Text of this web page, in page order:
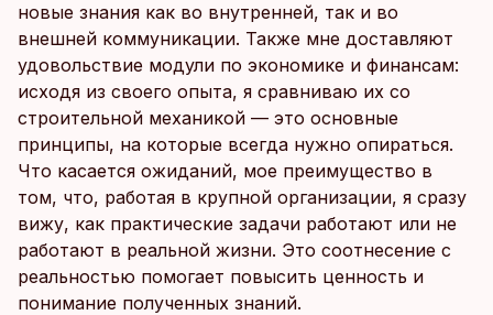
новые знания как во внутренней, так и во
внешней коммуникации. Также мне доставляют
удовольствие модули по экономике и финансам:
исходя из своего опыта, я сравниваю их со
строительной механикой — это основные
принципы, на которые всегда нужно опираться.
Что касается ожиданий, мое преимущество в
том, что, работая в крупной организации, я сразу
вижу, как практические задачи работают или не
работают в реальной жизни. Это соотнесение с
реальностью помогает повысить ценность и
понимание полученных знаний.